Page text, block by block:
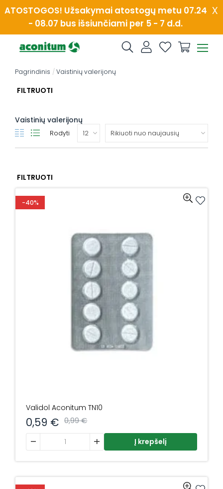
Skip
to
x
ATOSTOGOS! Užsakymai atostogų metu 07.24
- 08.07 bus išsiunčiami per 5 - 7 d.d.
Pagrindinis / Vaistinių valerijonų
FILTRUOTI
Vaistinių valerijonų
Rodyti
FILTRUOTI
-40%
Validol Aconitum TN10
0,99€
0,59 €
produkto kiekis: Validol Aconitum TN10
Į krepšelį